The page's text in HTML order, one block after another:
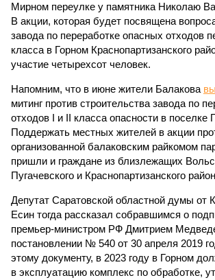
Мирном переулке у памятника Николаю
В акции, которая будет посвящена
завода по переработке опасных отходов
класса в Горном Краснопартизанского
участие четырехсот человек.
Напомним, что в июне жители Балакова
митинг против строительства завода по
отходов I и II класса опасности в поселке
Поддержать местных жителей в акции
организованной балаковским райкомом
пришли и граждане из близлежащих
Пугачевского и Краснопартизанского
Депутат Саратовской областной думы
Есин тогда рассказал собравшимся о
премьер-министром РФ Дмитрием
постановлении № 540 от 30 апреля 2019
этому документу, в 2023 году в Горном
в эксплуатацию комплекс по обработке,